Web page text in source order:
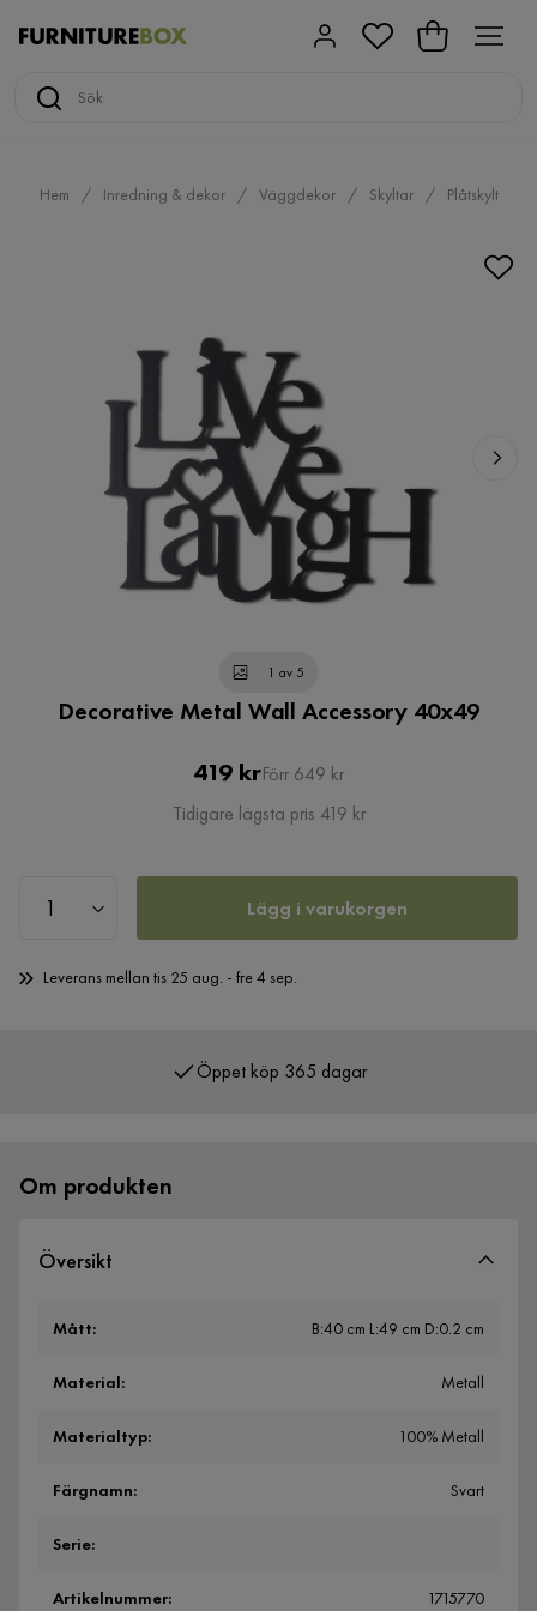
Hem Inredning & dekor Väggdekor Skyltar Plåtskylt
1 av 5
Decorative Metal Wall Accessory 40x49
Pris
419 krOriginal
Pris
Förr 649 kr
Tidigare lägsta pris 419 kr
Lägg i varukorgen
Leverans mellan tis 25 aug. - fre 4 sep.
Öppet köp 365 dagar
Om produkten
Översikt
Mått: B:40 cm L:49 cm D:0.2 cm
Material: Metall
Materialtyp: 100% Metall
Färgnamn: Svart
Serie:
Artikelnummer: 1715770